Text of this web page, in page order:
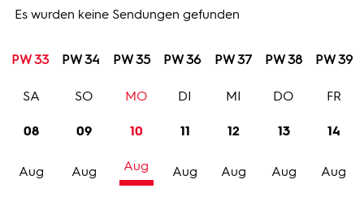
Meldungen
Programm
Trailer
Es wurden keine Sendungen gefunden
PW 33 PW 34 PW 35 PW 36 PW 37 PW 38 PW 39
08
Aug
SA
09
Aug
SO
10
Aug
MO
11
Aug
DI
12
Aug
MI
13
Aug
DO
14
Aug
FR